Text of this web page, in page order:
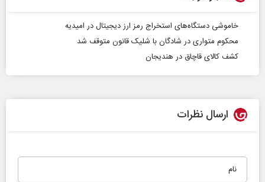
خاموشی دستگاه‌های استخراج رمز ارز دیجیتال در امیدیه
محکوم متواری در شادگان با شلیک قانون متوقف شد
کشف کالای قاچاق در هندیجان
ارسال نظرات